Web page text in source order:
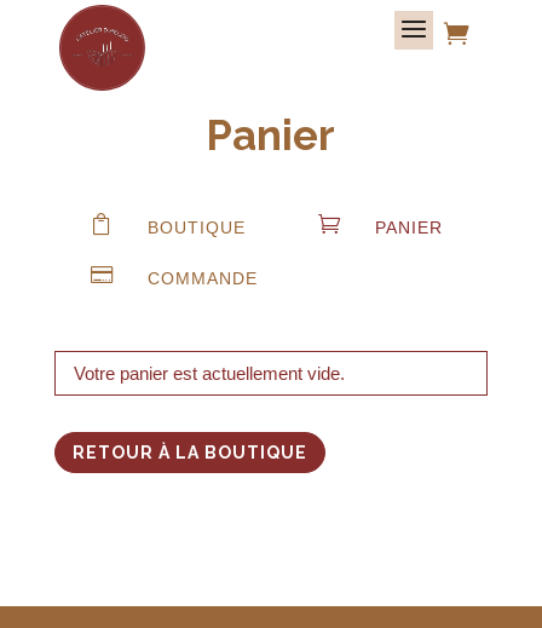

Panier
 BOUTIQUE  PANIER
 COMMANDE
Votre panier est actuellement vide.
RETOUR À LA BOUTIQUE